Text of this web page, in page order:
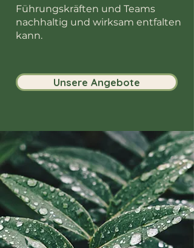
Führungskräften und Teams
nachhaltig und wirksam entfalten
kann.
Unsere Angebote